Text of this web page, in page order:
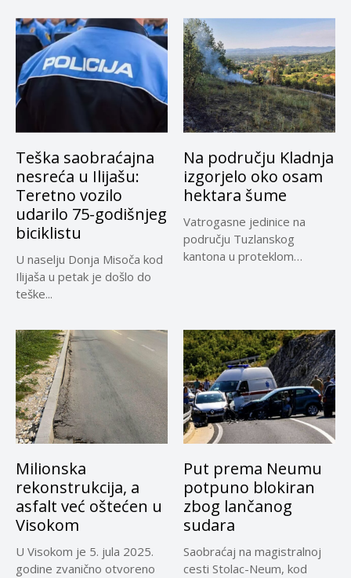
Teška saobraćajna
nesreća u Ilijašu:
Teretno vozilo
udarilo 75-godišnjeg
biciklistu
U naselju Donja Misoča kod
Ilijaša u petak je došlo do
teške...
Na području Kladnja
izgorjelo oko osam
hektara šume
Vatrogasne jedinice na
području Tuzlanskog
kantona u proteklom
Milionska
rekonstrukcija, a
asfalt već oštećen u
Visokom
U Visokom je 5. jula 2025.
godine zvanično otvoreno
Put prema Neumu
potpuno blokiran
zbog lančanog
sudara
Saobraćaj na magistralnoj
cesti Stolac-Neum, kod